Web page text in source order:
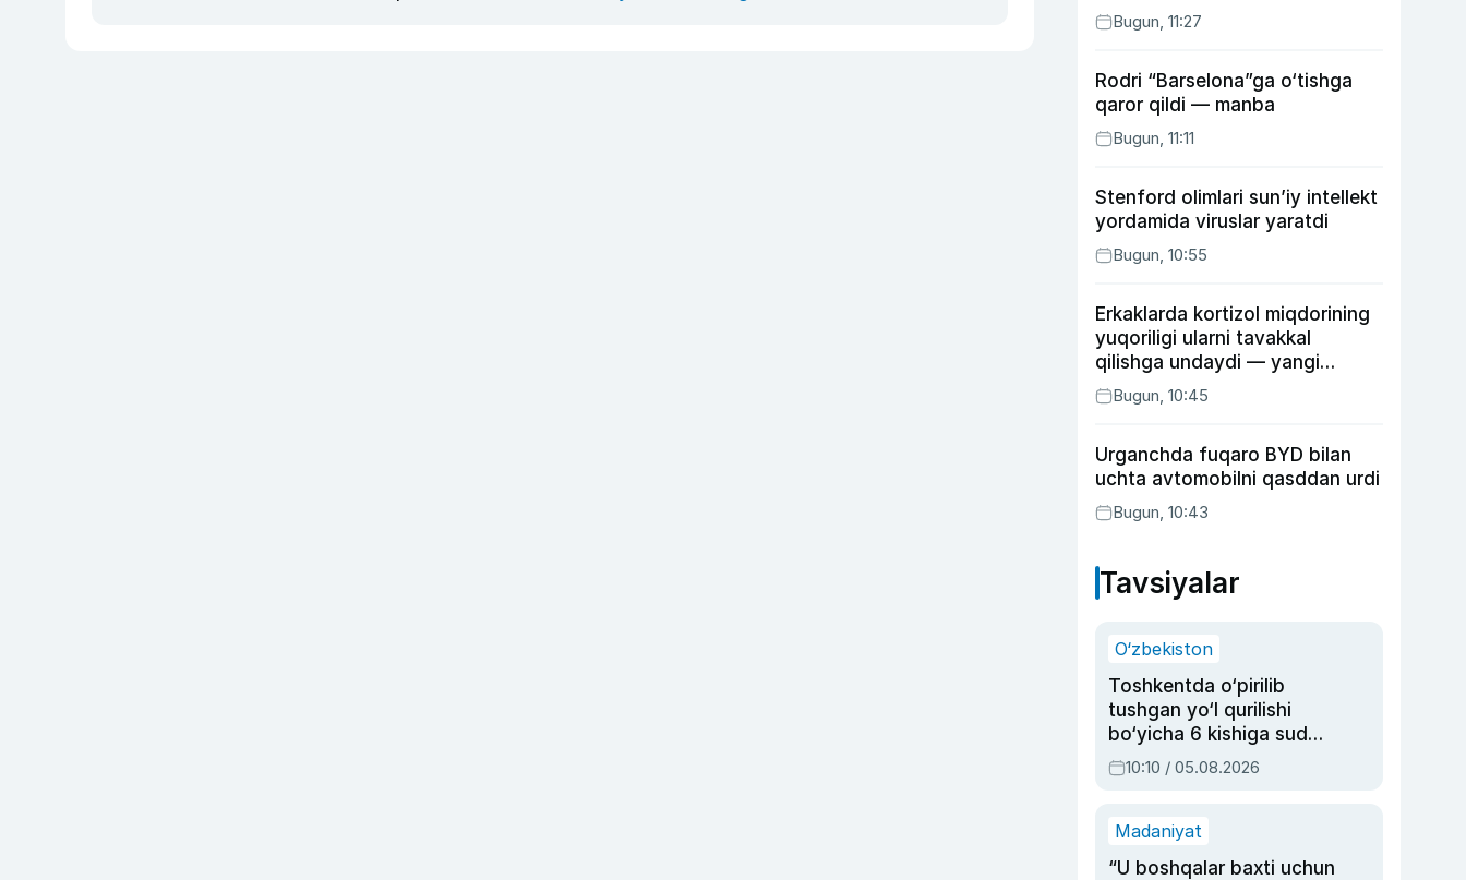
Bugun, 11:27
Rodri “Barselona”ga o‘tishga
qaror qildi — manba
Bugun, 11:11
Stenford olimlari sun’iy intellekt
yordamida viruslar yaratdi
Bugun, 10:55
Erkaklarda kortizol miqdorining
yuqoriligi ularni tavakkal
qilishga undaydi — yangi
tadqiqot
Bugun, 10:45
Urganchda fuqaro BYD bilan
uchta avtomobilni qasddan urdi
Bugun, 10:43
Tavsiyalar
O‘zbekiston
Toshkentda o‘pirilib
tushgan yo‘l qurilishi
bo‘yicha 6 kishiga sud
hukmi o‘qildi
10:10 / 05.08.2026
Madaniyat
“U boshqalar baxti uchun